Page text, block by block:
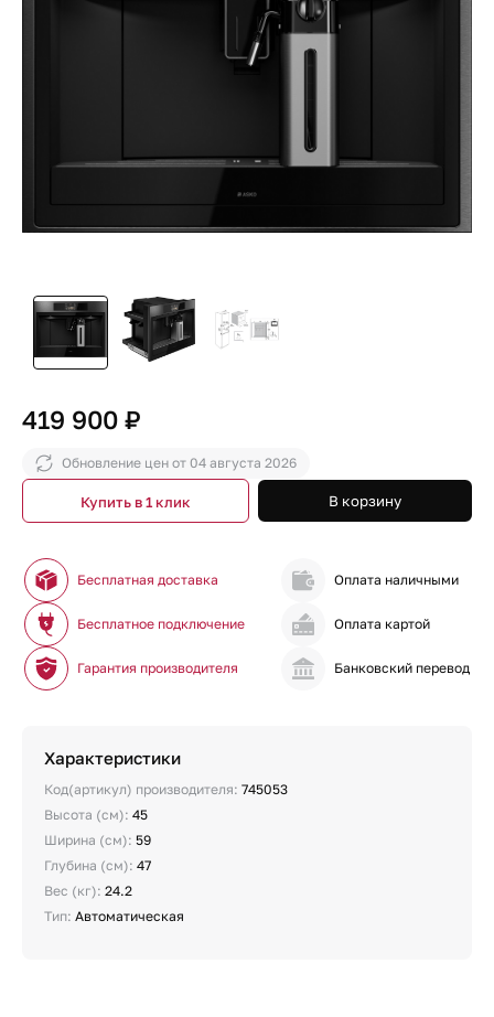
419 900 ₽
Обновление цен от 04 августа 2026
В корзину
Купить в 1 клик
Бесплатная доставка
Бесплатное подключение
Гарантия производителя
Оплата наличными
Оплата картой
Банковский перевод
Характеристики
Код(артикул) производителя: 745053
Высота (см): 45
Ширина (см): 59
Глубина (см): 47
Вес (кг): 24.2
Тип: Автоматическая